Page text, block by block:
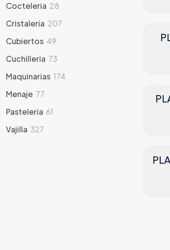
Cocteleria 28
Cristaleria 207
Cubiertos 49
Cuchilleria 73
Maquinarias 174
Menaje 77
Pasteleria 61
Vajilla 327